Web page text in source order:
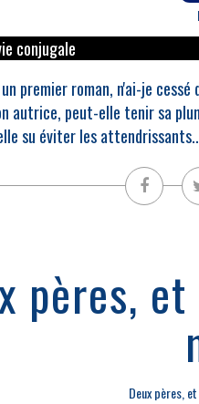
premier roman, n'ai-je
autrice, peut-elle tenir sa
su éviter les
pères,
Deux pères,